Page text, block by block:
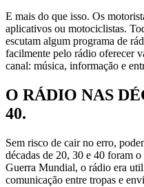
E mais do que isso. Os
aplicativos ou motociclistas.
escutam algum programa de
facilmente pelo rádio oferecer
canal: música, informação e
O RÁDIO NAS
40.
Sem risco de cair no erro,
décadas de 20, 30 e 40 foram
Guerra Mundial, o rádio era
comunicação entre tropas e